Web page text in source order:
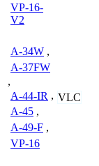
VP-16-
V2
A-34W ,
A-37FW
,
A-44-IR ,
A-45 ,
A-49-F ,
VP-16
VLC